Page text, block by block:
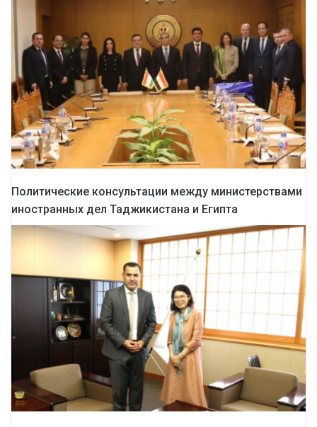
Политические консультации между министерствами
иностранных дел Таджикистана и Египта